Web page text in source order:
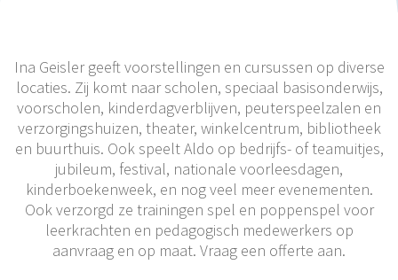
Ina Geisler geeft voorstellingen en cursussen op diverse
locaties. Zij komt naar scholen, speciaal basisonderwijs,
voorscholen, kinderdagverblijven, peuterspeelzalen en
verzorgingshuizen, theater, winkelcentrum, bibliotheek
en buurthuis. Ook speelt Aldo op bedrijfs- of teamuitjes,
jubileum, festival, nationale voorleesdagen,
kinderboekenweek, en nog veel meer evenementen.
Ook verzorgd ze trainingen spel en poppenspel voor
leerkrachten en pedagogisch medewerkers op
aanvraag en op maat. Vraag een offerte aan.